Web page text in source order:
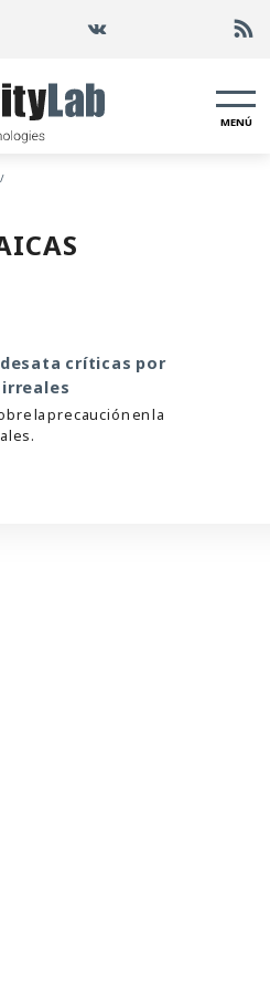
MENÚ
críticas por
la precaución en la